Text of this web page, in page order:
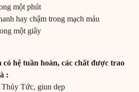
một phút
hay chậm trong mạch máu
một giây
hệ tuần hoàn, các chất được trao
:
Tức, giun dẹp